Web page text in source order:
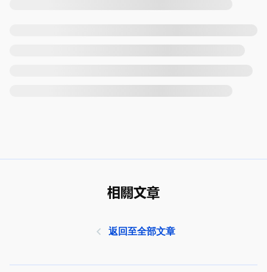
相關文章
返回至全部文章